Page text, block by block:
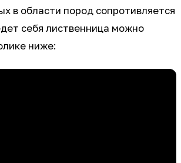
в области пород сопротивляется
себя лиственница можно
ниже: